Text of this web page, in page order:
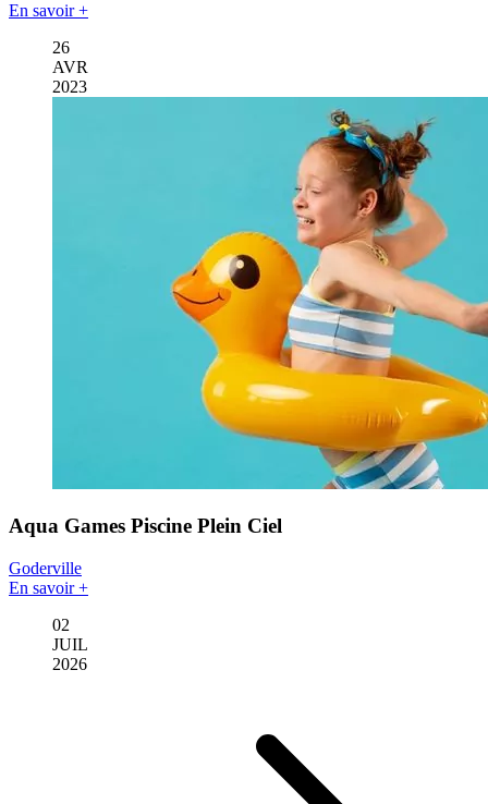
En savoir +
26
AVR
2023
Aqua Games Piscine Plein Ciel
Goderville
En savoir +
02
JUIL
2026